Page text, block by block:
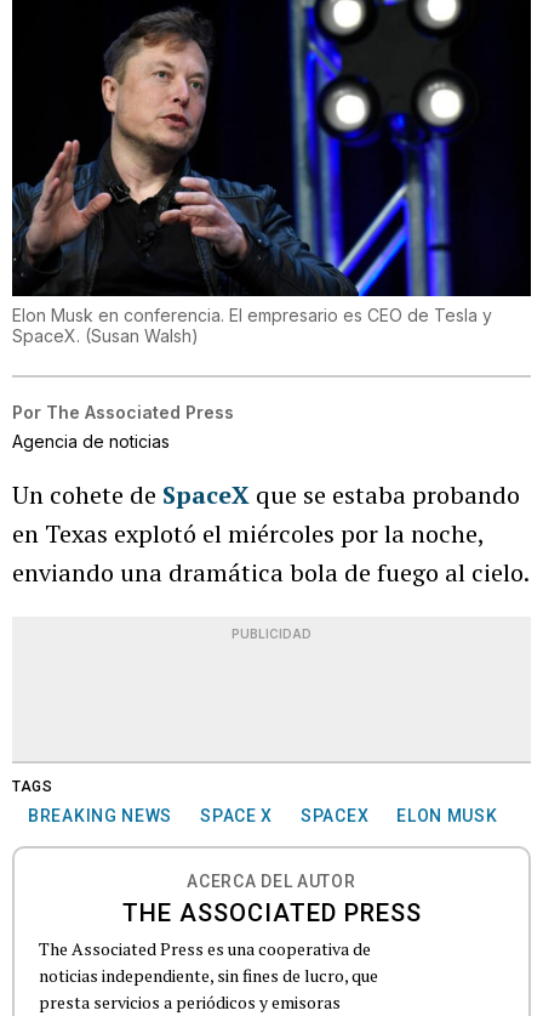
Elon Musk en conferencia. El empresario es CEO de Tesla y
SpaceX. (Susan Walsh)
Por The Associated Press
Agencia de noticias
Un cohete de SpaceX que se estaba probando
en Texas explotó el miércoles por la noche,
enviando una dramática bola de fuego al cielo.
PUBLICIDAD
TAGS
BREAKING NEWS SPACE X SPACEX ELON MUSK
ACERCA DEL AUTOR
THE ASSOCIATED PRESS
The Associated Press es una cooperativa de
noticias independiente, sin fines de lucro, que
presta servicios a periódicos y emisoras